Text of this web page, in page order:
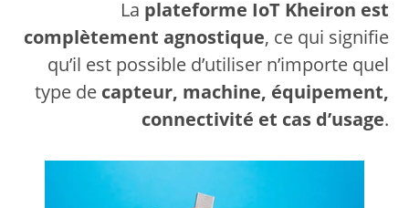
La plateforme IoT Kheiron est
complètement agnostique, ce qui signifie
qu’il est possible d’utiliser n’importe quel
type de capteur, machine, équipement,
connectivité et cas d’usage.